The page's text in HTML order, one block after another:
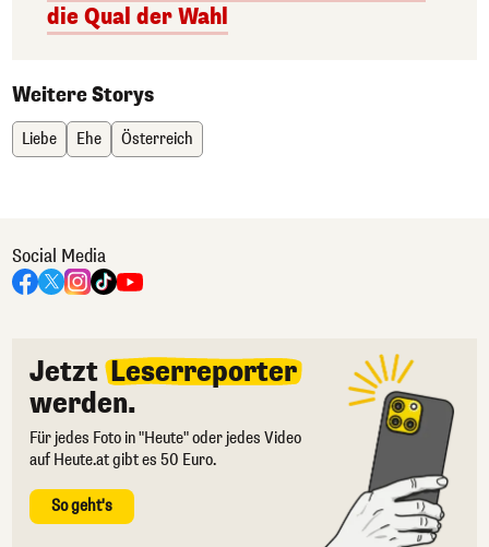
die Qual der Wahl
Weitere Storys
Liebe Ehe Österreich
Social Media
Jetzt Leserreporter
werden.
Für jedes Foto in "Heute" oder jedes Video
auf Heute.at gibt es 50 Euro.
So geht's